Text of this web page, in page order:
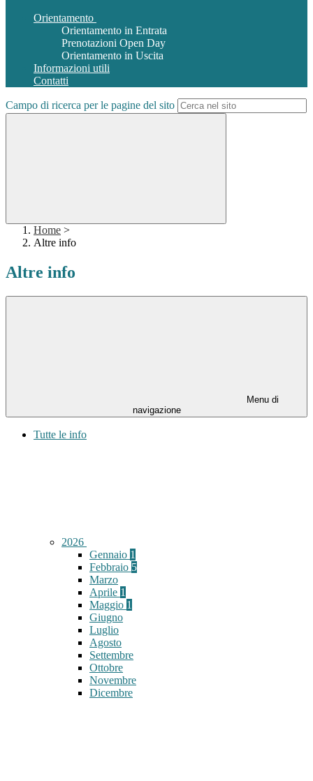
Orientamento
Orientamento in Entrata
Prenotazioni Open Day
Orientamento in Uscita
Informazioni utili
Contatti
Campo di ricerca per le pagine del sito
Home >
Altre info
Altre info
Menu di
navigazione
Tutte le info
2026
Gennaio 1
Febbraio 5
Marzo
Aprile 1
Maggio 1
Giugno
Luglio
Agosto
Settembre
Ottobre
Novembre
Dicembre